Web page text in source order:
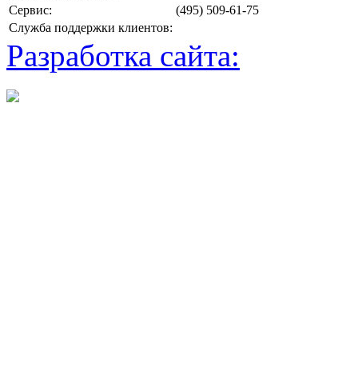
(495) 509-61-75
Сервис:
Служба поддержки клиентов:
Разработка сайта: